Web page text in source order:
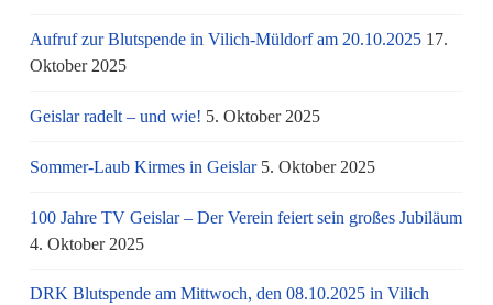
Aufruf zur Blutspende in Vilich-Müldorf am 20.10.2025 17.
Oktober 2025
Geislar radelt – und wie! 5. Oktober 2025
Sommer-Laub Kirmes in Geislar 5. Oktober 2025
100 Jahre TV Geislar – Der Verein feiert sein großes Jubiläum
4. Oktober 2025
DRK Blutspende am Mittwoch, den 08.10.2025 in Vilich